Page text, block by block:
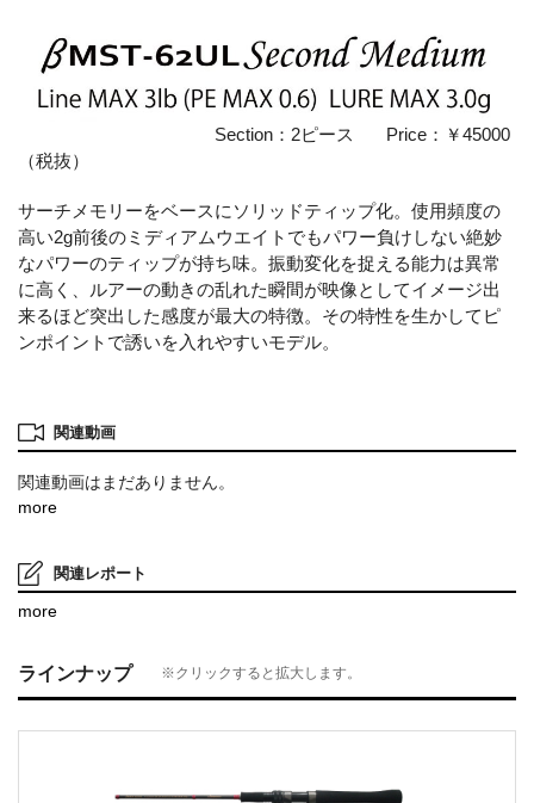
Section：2ピース Price：￥45000
（税抜）
サーチメモリーをベースにソリッドティップ化。使用頻度の
高い2g前後のミディアムウエイトでもパワー負けしない絶妙
なパワーのティップが持ち味。振動変化を捉える能力は異常
に高く、ルアーの動きの乱れた瞬間が映像としてイメージ出
来るほど突出した感度が最大の特徴。その特性を生かしてピ
ンポイントで誘いを入れやすいモデル。
関連動画
関連動画はまだありません。
more
関連レポート
more
ラインナップ ※クリックすると拡大します。